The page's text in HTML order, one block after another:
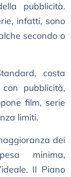
pubblicità.
infatti, sono
secondo o
costa
pubblicità,
film, serie
limiti.
dei
minima,
Il Piano